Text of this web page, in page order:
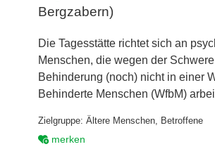
Bergzabern)
Die Tagesstätte richtet sich an
Menschen, die wegen der
Behinderung (noch) nicht in einer
Behinderte Menschen (WfbM)
Zielgruppe:Ältere Menschen, Betroffene
merken